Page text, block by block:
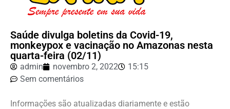
Saúde divulga boletins da Covid-19,
monkeypox e vacinação no Amazonas nesta
quarta-feira (02/11)
admin novembro 2, 2022
15:15
Sem comentários
Informações são atualizadas diariamente e estão